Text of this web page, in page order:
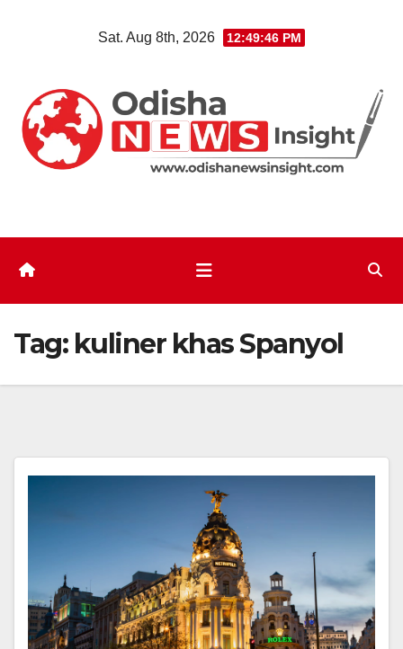
Sat. Aug 8th, 2026 12:49:47 PM
Tag: kuliner khas Spanyol